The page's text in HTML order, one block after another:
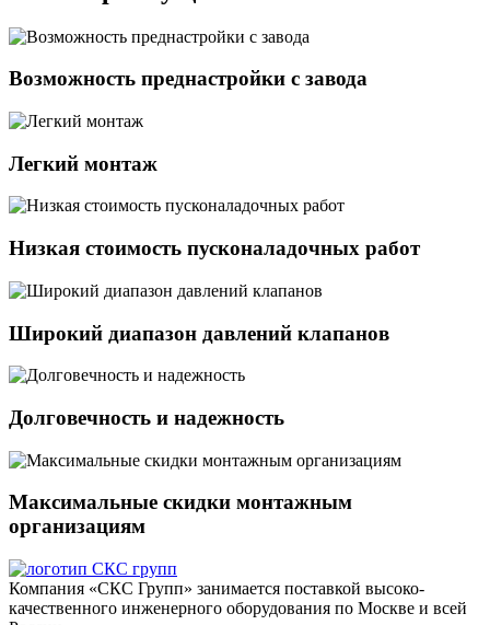
Возможность преднастройки с завода
Легкий монтаж
Низкая стоимость пусконаладочных работ
Широкий диапазон давлений клапанов
Долговечность и надежность
Максимальные скидки монтажным
организациям
Компания «СКС Групп» занимается поставкой высоко-
качественного инженерного оборудования по Москве и всей